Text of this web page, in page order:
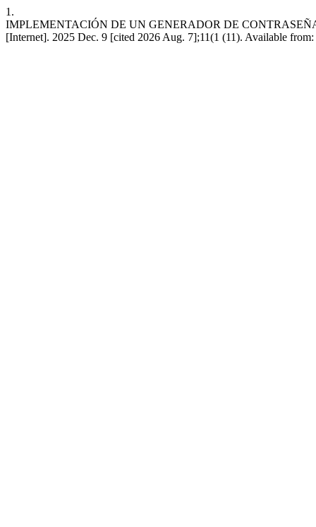
1.
IMPLEMENTACIÓN DE UN GENERADOR DE
[Internet]. 2025 Dec. 9 [cited 2026 Aug. 7];11(1 (11). Available from: